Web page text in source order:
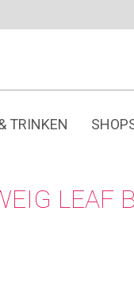
TRINKEN
LEAF